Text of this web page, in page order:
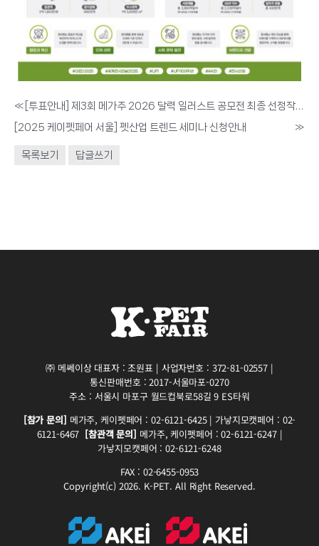
«
[투표안내] 제3회 메가주 2026 달력 일러스트 공모전 최종 선정작 투표 안내
[2025 케이펫페어 서울] 펫산업 트렌드 세미나 신청안내
»
목록보기 답글쓰기
㈜ 메쎄이상 대표자 : 조원표 | 사업자번호 : 372-81-02557 |
통신판매번호 : 2017-서울마포-0270
주소 : 서울시 마포구 월드컵북로58길 9 ES타워
[참가 문의] 메가주, 케이펫페어 : 02-6121-6425 | 가낳지모캣페어 : 02-
6121-6467 [참관객 문의] 메가주, 케이펫페어 : 02-6121-6247 |
가낳지모캣페어 : 02-6121-6248
FAX : 02-6455-0953
Copyright(c) 2026. K-PET. All Right Reserved.